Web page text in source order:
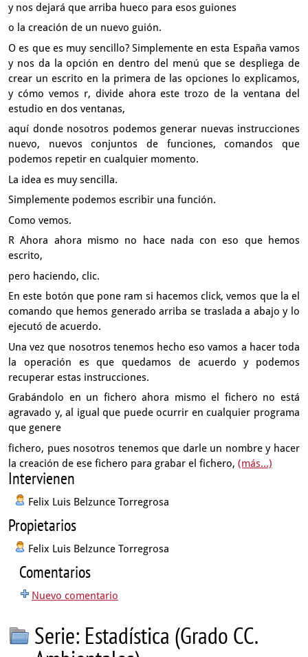
y nos dejará que arriba hueco para esos guiones
o la creación de un nuevo guión.
O es que es muy sencillo? Simplemente en esta España vamos
y nos da la opción en dentro del menú que se despliega de
crear un escrito en la primera de las opciones lo explicamos,
y cómo vemos r, divide ahora este trozode la ventana del
estudio en dos ventanas,
aquí donde nosotros podemos generar nuevas instrucciones
nuevo, nuevos conjuntos de funciones,comandos que
podemos repetir en cualquier momento.
La idea es muy sencilla.
Simplemente podemos escribir una función.
Como vemos.
R Ahora ahora mismo no hace nada con eso que hemos
escrito,
pero haciendo, clic.
En este botón que pone ram si hacemos click, vemos que la el
comando que hemos generadoarriba se traslada a abajo y lo
ejecutó de acuerdo.
Una vez que nosotros tenemos hecho eso vamos a hacer toda
la operación es que quedamos de acuerdoy podemos
recuperar estas instrucciones.
Grabándolo en un fichero ahora mismo el fichero no está
agravado y, al igual que puede ocurrir en cualquier programa
que genere
fichero, pues nosotros tenemos que darle un nombrey hacer
la creación de ese fichero para grabar el fichero, (más...)
Intervienen
Felix Luis Belzunce Torregrosa
Propietarios
Felix Luis Belzunce Torregrosa
Comentarios
Nuevo comentario
Serie: Estadística (Grado CC.